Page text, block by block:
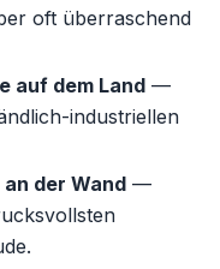
oft überraschend
auf dem Land —
industriellen
der Wand —